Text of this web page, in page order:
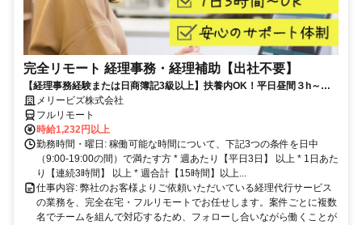
完全リモート 経理事務・経理補助【出社不要】
【経理事務経験または日商簿記3級以上】扶養内OK！平日昼間３h～。
完全在宅で育児・介護中の方も大歓迎♪
メリービズ株式会社
フルリモート
時給1,232円以上
勤務時間・曜日: 稼働可能な時間について、下記3つの条件を日中
（9:00-19:00の間）で満たす方 * 週あたり【平日3日】 以上 * 1日あた
り【連続3時間】 以上 * 週合計【15時間】以上...
仕事内容: 弊社のお客様よりご依頼いただいている経理代行サービス
の業務を、完全在宅・フルリモートでお任せします。案件ごとに複数
名でチームを組んで対応するため、フォローし合いながら働くことが